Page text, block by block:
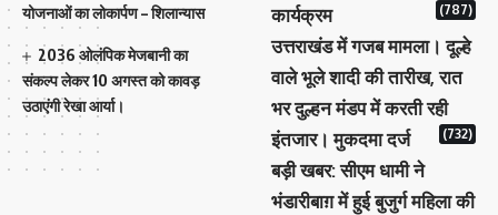
योजनाओं का लोकार्पण – शिलान्यास
2036 ओलंपिक मेजबानी का
संकल्प लेकर 10 अगस्त को कावड़
उठाएंगी रेखा आर्या।
कार्यक्रम
(787)
उत्तराखंड में गजब मामला। दूल्हे
वाले भूले शादी की तारीख, रात
भर दुल्हन मंडप में करती रही
इंतजार। मुकदमा दर्ज
(732)
बड़ी खबर: सीएम धामी ने
भंडारीबाग़ में हुई बुजुर्ग महिला की